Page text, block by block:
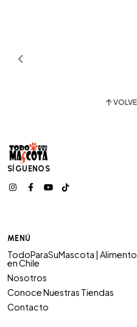
SÍGUENOS
MENÚ
TodoParaSuMascota |
en Chile
Nosotros
Conoce Nuestras Tiendas
Contacto